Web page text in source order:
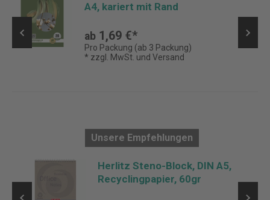
A4, kariert mit Rand
ab 1,69 €*
Pro Packung (ab 3 Packung)
* zzgl. MwSt. und Versand
Unsere Empfehlungen
Herlitz Steno-Block, DIN A5,
Recyclingpapier, 60gr